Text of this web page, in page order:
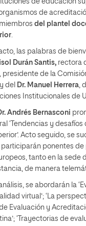
de educación
de
del plantel
.
las palabras de
Durán Santis, rectora
, presidente de la
del Dr. Manuel Herrera,
Institucionales de
Andrés Bernasconi
‘Tendencias y
Acto seguido, se
ponentes de
tanto en la sede
de manera
se abordarán la
virtual’; ‘La
Evaluación y
‘Trayectorias de